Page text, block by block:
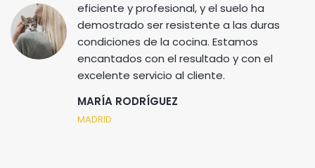
eficiente y profesional, y el suelo ha
demostrado ser resistente a las duras
condiciones de la cocina. Estamos
encantados con el resultado y con el
excelente servicio al cliente.
MARÍA RODRÍGUEZ
MADRID